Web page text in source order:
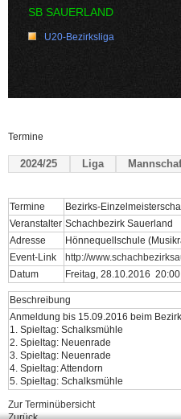
SB SAUERLAND
U20-Bezirksliga
Termine
2024/25 Liga
Termine
Bezirks-
Veranstalter Schachbezirk Sauerland
Adresse
Hönnequellschule
Event-Link
http://
Datum
Freitag, 28.10.2016
Beschreibung
Anmeldung bis 15.09.2016 beim
1. Spieltag: Schalksmühle
2. Spieltag: Neuenrade
3. Spieltag: Neuenrade
4. Spieltag: Attendorn
5. Spieltag: Schalksmühle
Zur Terminübersicht